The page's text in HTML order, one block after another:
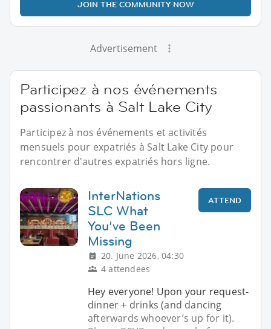
JOIN THE COMMUNITY NOW
Advertisement
Participez à nos événements
passionants à Salt Lake City
Participez à nos événements et activités
mensuels pour expatriés à Salt Lake City pour
rencontrer d'autres expatriés hors ligne.
InterNations
SLC What
You’ve Been
Missing
20. June 2026, 04:30
4 attendees
ATTEND
Hey everyone! Upon your request-
dinner + drinks (and dancing
afterwards whoever’s up for it).